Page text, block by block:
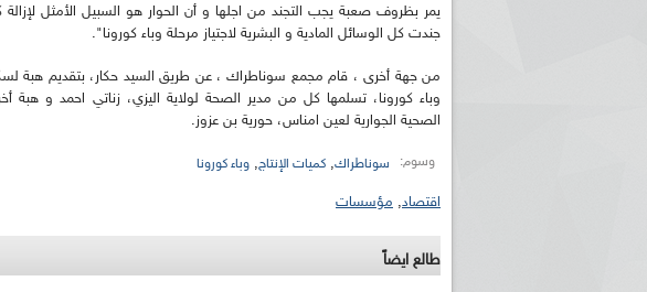
يمر بظروف صعبة يجب التجند من اجلها و أن الحوار هو السبيل الأمثل
جندت كل الوسائل المادية و البشرية لاجتياز مرحلة وباء كورونا".
من جهة أخرى ، قام مجمع سوناطراك ، عن طريق السيد حكار، بتقديم هبة
وباء كورونا، تسلمها كل من مدير الصحة لولاية اليزي، زناتي احمد و
الصحية الجوارية لعين امناس، حورية بن عزوز.
وسوم: سوناطراك, كميات الإنتاج, وباء كورونا
اقتصاد, مؤسسات
طالع ايضاً